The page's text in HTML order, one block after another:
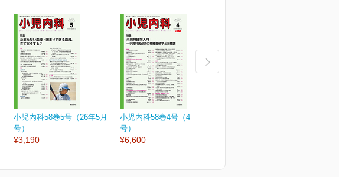
小児内科58巻5号（26年5月
号）
¥3,190
小児内科58巻4号（4月増大
号）
¥6,600